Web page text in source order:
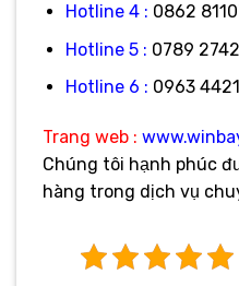
Hotline 4 : 0862
Hotline 5 : 0789
Hotline 6 : 0963
Trang web :
Chúng tôi hạnh phúc
hàng trong dịch vụ